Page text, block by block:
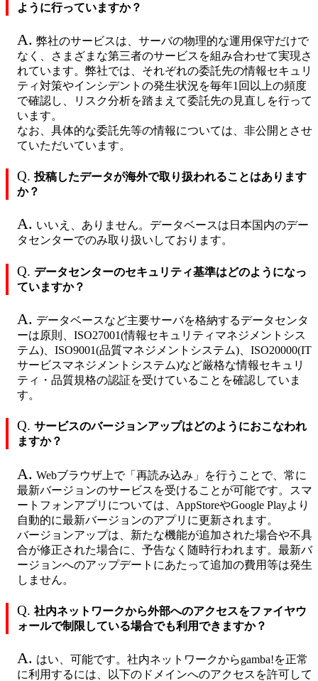
ように行っていますか？
A. 弊社のサービスは、サーバの物理的な運用保守だけで
なく、さまざまな第三者のサービスを組み合わせて実現さ
れています。弊社では、それぞれの委託先の情報セキュリ
ティ対策やインシデントの発生状況を毎年1回以上の頻度
で確認し、リスク分析を踏まえて委託先の見直しを行って
います。
なお、具体的な委託先等の情報については、非公開とさせ
ていただいています。
Q. 投稿したデータが海外で取り扱われることはあります
か？
A. いいえ、ありません。データベースは日本国内のデー
タセンターでのみ取り扱いしております。
Q. データセンターのセキュリティ基準はどのようになっ
ていますか？
A. データベースなど主要サーバを格納するデータセンタ
ーは原則、ISO27001(情報セキュリティマネジメントシス
テム)、ISO9001(品質マネジメントシステム)、ISO20000(IT
サービスマネジメントシステム)など厳格な情報セキュリ
ティ・品質規格の認証を受けていることを確認していま
す。
Q. サービスのバージョンアップはどのようにおこなわれ
ますか？
A. Webブラウザ上で「再読み込み」を行うことで、常に
最新バージョンのサービスを受けることが可能です。スマ
ートフォンアプリについては、AppStoreやGoogle Playより
自動的に最新バージョンのアプリに更新されます。
バージョンアップは、新たな機能が追加された場合や不具
合が修正された場合に、予告なく随時行われます。最新バ
ージョンへのアップデートにあたって追加の費用等は発生
しません。
Q. 社内ネットワークから外部へのアクセスをファイヤウ
ォールで制限している場合でも利用できますか？
A. はい、可能です。社内ネットワークからgamba!を正常
に利用するには、以下のドメインへのアクセスを許可して